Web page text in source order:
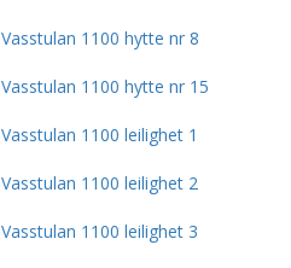
Vasstulan 1100 hytte nr 8
Vasstulan 1100 hytte nr 15
Vasstulan 1100 leilighet 1
Vasstulan 1100 leilighet 2
Vasstulan 1100 leilighet 3